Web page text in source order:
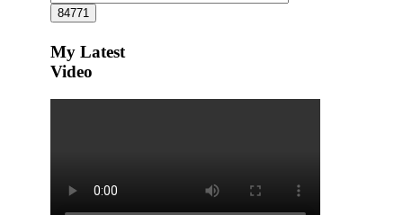
My Latest
Video